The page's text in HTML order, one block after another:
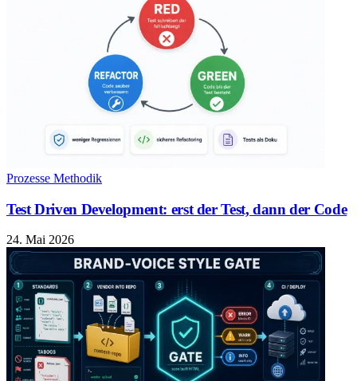
Prozesse Methodik
Test Driven Development: erst der Test, dann der Code
24. Mai 2026